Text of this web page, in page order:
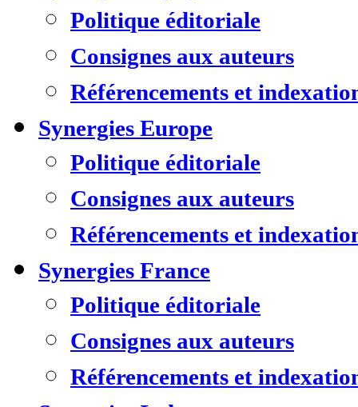
Politique éditoriale
Consignes aux auteurs
Référencements et
Synergies Europe
Politique éditoriale
Consignes aux auteurs
Référencements et
Synergies France
Politique éditoriale
Consignes aux auteurs
Référencements et